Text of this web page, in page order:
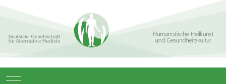
Mobile Menu Toggle